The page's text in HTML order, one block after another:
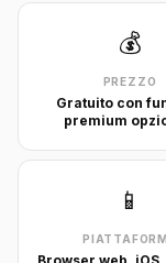
💰
PREZZO
Gratuito con
premium
📱